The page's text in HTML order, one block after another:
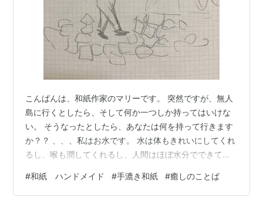
こんばんは、和紙作家のマリーです。 突然ですが、無人
島に行くとしたら、そして何か一つしか持ってはいけな
い。 そうなったとしたら、あなたは何を持って行きます
か？？ 、、、私はお水です。 水は体もきれいにしてくれ
るし、喉も潤してくれるし、人間はほぼ水分でできてい
にお風呂で湯船に浸かることは、私にとって1日の色々な
ものを洗い流す作業。 だから、水がなくなることを考え
#和紙 ハンドメイド #手漉き和紙 #癒しのことば